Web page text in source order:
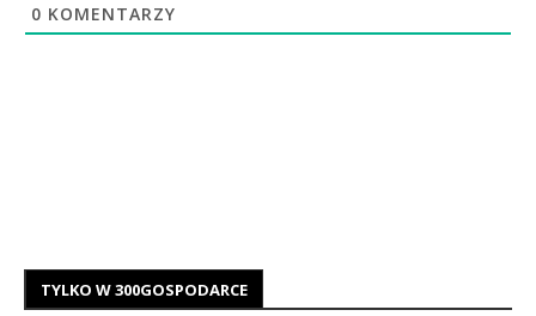
0 KOMENTARZY
TYLKO W 300GOSPODARCE